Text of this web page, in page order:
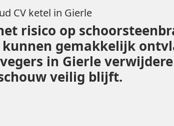
CV ketel in Gierle
risico op
kunnen gemakkelijk
in Gierle
veilig blijft.